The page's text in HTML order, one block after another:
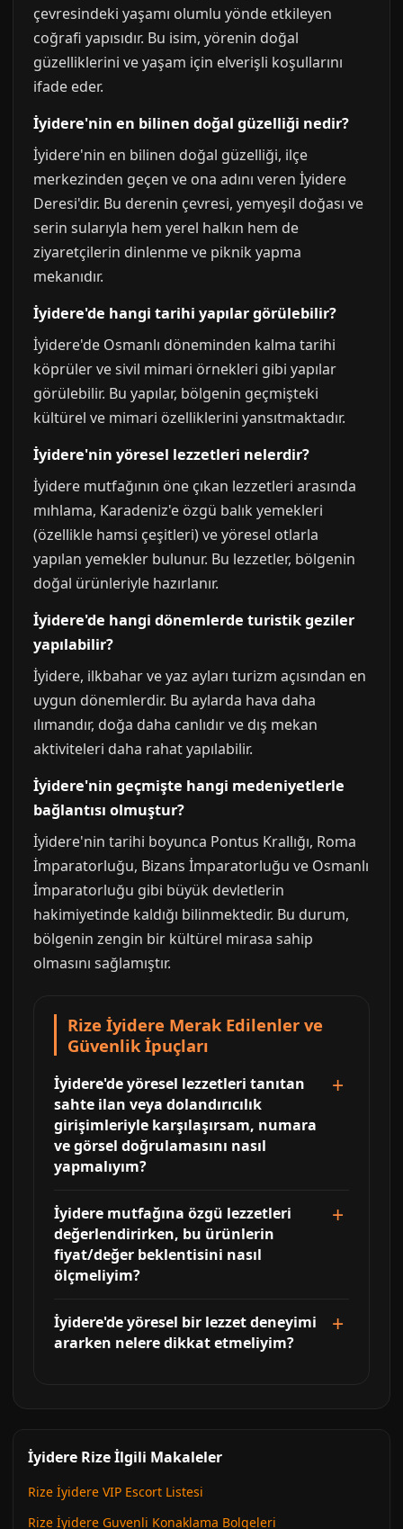
çevresindeki yaşamı olumlu yönde etkileyen
coğrafi yapısıdır. Bu isim, yörenin doğal
güzelliklerini ve yaşam için elverişli koşullarını
ifade eder.
İyidere'nin en bilinen doğal güzelliği nedir?
İyidere'nin en bilinen doğal güzelliği, ilçe
merkezinden geçen ve ona adını veren İyidere
Deresi'dir. Bu derenin çevresi, yemyeşil doğası ve
serin sularıyla hem yerel halkın hem de
ziyaretçilerin dinlenme ve piknik yapma
mekanıdır.
İyidere'de hangi tarihi yapılar görülebilir?
İyidere'de Osmanlı döneminden kalma tarihi
köprüler ve sivil mimari örnekleri gibi yapılar
görülebilir. Bu yapılar, bölgenin geçmişteki
kültürel ve mimari özelliklerini yansıtmaktadır.
İyidere'nin yöresel lezzetleri nelerdir?
İyidere mutfağının öne çıkan lezzetleri arasında
mıhlama, Karadeniz'e özgü balık yemekleri
(özellikle hamsi çeşitleri) ve yöresel otlarla
yapılan yemekler bulunur. Bu lezzetler, bölgenin
doğal ürünleriyle hazırlanır.
İyidere'de hangi dönemlerde turistik geziler
yapılabilir?
İyidere, ilkbahar ve yaz ayları turizm açısından en
uygun dönemlerdir. Bu aylarda hava daha
ılımandır, doğa daha canlıdır ve dış mekan
aktiviteleri daha rahat yapılabilir.
İyidere'nin geçmişte hangi medeniyetlerle
bağlantısı olmuştur?
İyidere'nin tarihi boyunca Pontus Krallığı, Roma
İmparatorluğu, Bizans İmparatorluğu ve Osmanlı
İmparatorluğu gibi büyük devletlerin
hakimiyetinde kaldığı bilinmektedir. Bu durum,
bölgenin zengin bir kültürel mirasa sahip
olmasını sağlamıştır.
Rize İyidere Merak Edilenler ve
Güvenlik İpuçları
İyidere'de yöresel lezzetleri tanıtan
sahte ilan veya dolandırıcılık
girişimleriyle karşılaşırsam, numara
ve görsel doğrulamasını nasıl
yapmalıyım?
İyidere mutfağına özgü lezzetleri
değerlendirirken, bu ürünlerin
fiyat/değer beklentisini nasıl
ölçmeliyim?
İyidere'de yöresel bir lezzet deneyimi
ararken nelere dikkat etmeliyim?
İyidere Rize İlgili Makaleler
Rize İyidere VIP Escort Listesi
Rize İyidere Guvenli Konaklama Bolgeleri